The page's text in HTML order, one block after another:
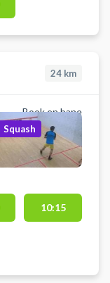
24 km
Book en bane
Squash
10:15